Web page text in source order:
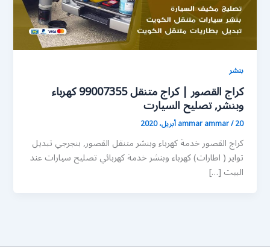
بنشر
كراج القصور | كراج متنقل 99007355 كهرباء
وبنشر, تصليح السيارت
ammar ammar/20 أبريل، 2020
كراج القصور خدمة كهرباء وبنشر متنقل القصور, بنجرجي تبديل
تواير ( اطارات) كهرباء وبنشر خدمة كهربائي تصليح سيارات عند
البيت […]